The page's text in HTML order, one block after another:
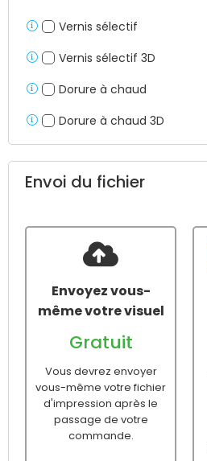
Vernis sélectif
Vernis sélectif 3D
Dorure à chaud
Dorure à chaud 3D
Envoi du fichier
Envoyez vous-
même votre visuel
Gratuit
Vous devrez envoyer
vous-même votre fichier
d'impression après le
passage de votre
commande.